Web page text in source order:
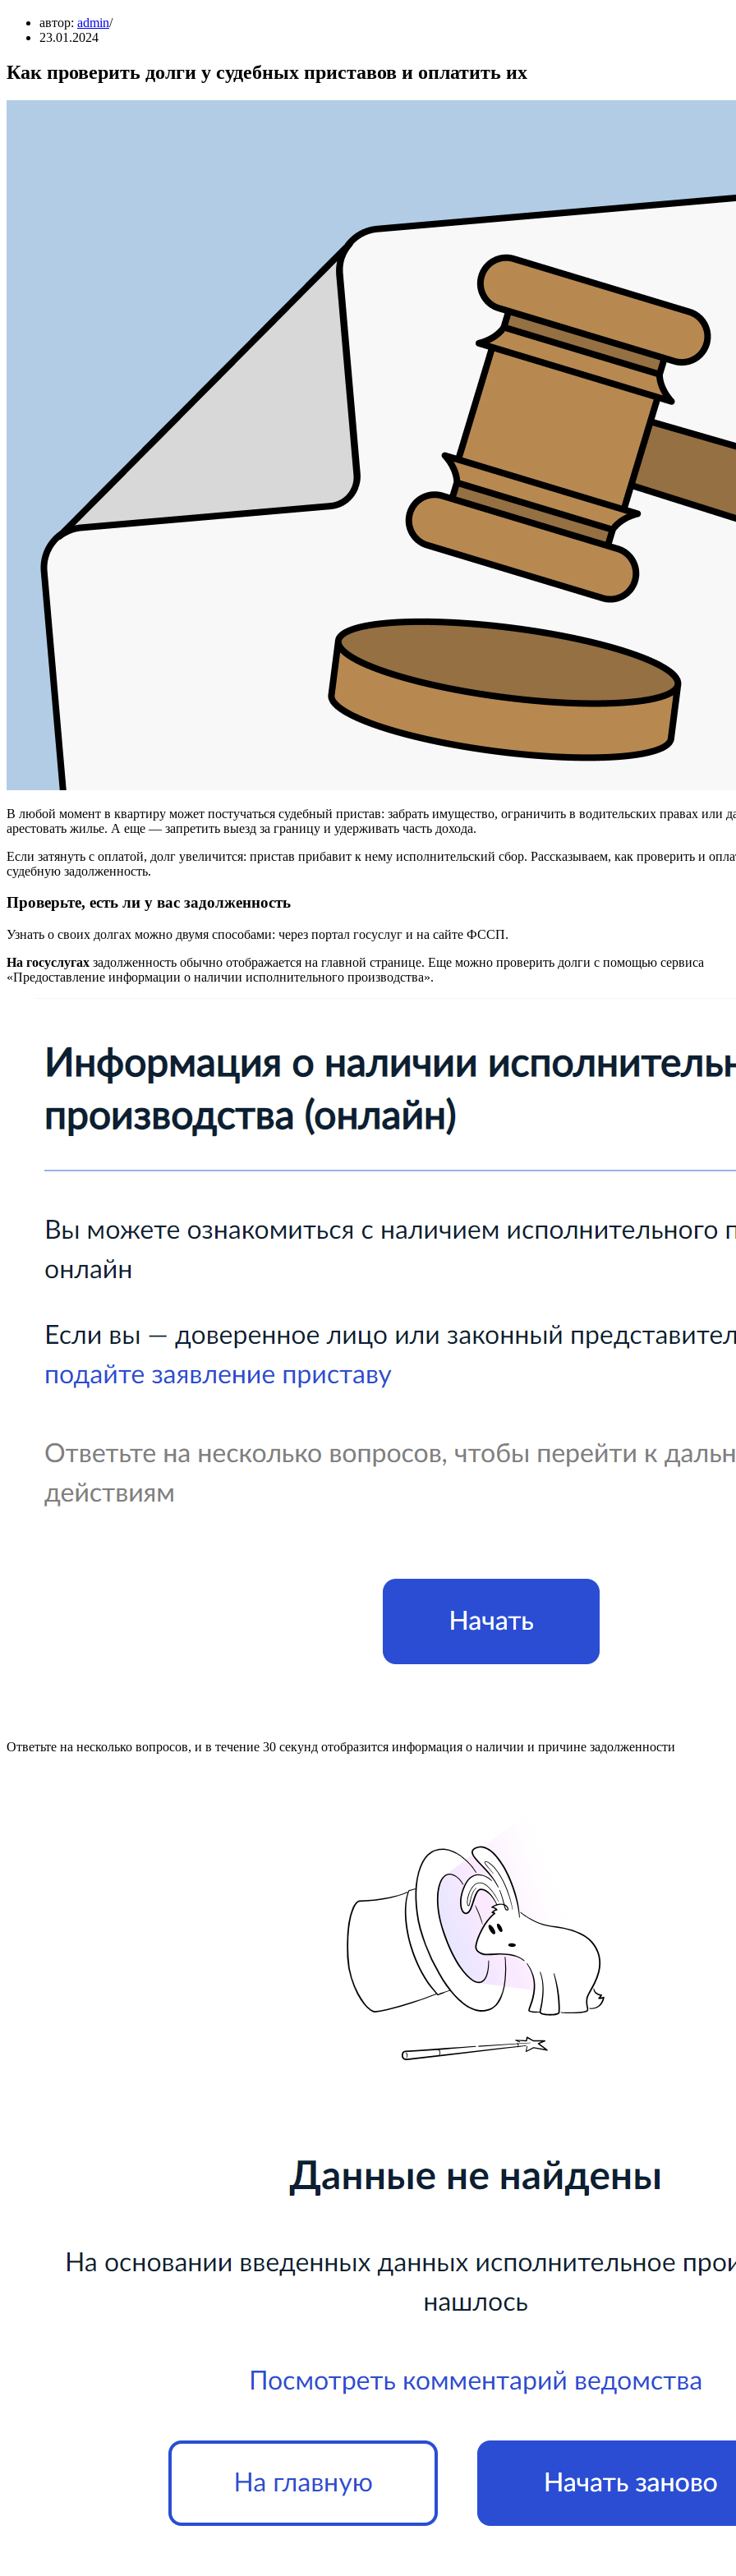
автор: admin
23.01.2024
Как проверить долги у судебных приставов и оплатить их
В любой момент в квартиру может постучаться судебный пристав: забрать имущество, ограничить в водительских правах или
арестовать жилье. А еще — запретить выезд за границу и удерживать часть дохода.
Если затянуть с оплатой, долг увеличится: пристав прибавит к нему исполнительский сбор. Рассказываем, как проверить и
судебную задолженность.
Проверьте, есть ли у вас задолженность
Узнать о своих долгах можно двумя способами: через портал госуслуг и на сайте ФССП.
На госуслугах задолженность обычно отображается на главной странице. Еще можно проверить долги с помощью сервиса
«Предоставление информации о наличии исполнительного производства».
Ответьте на несколько вопросов, и в течение 30 секунд отобразится информация о наличии и причине задолженности